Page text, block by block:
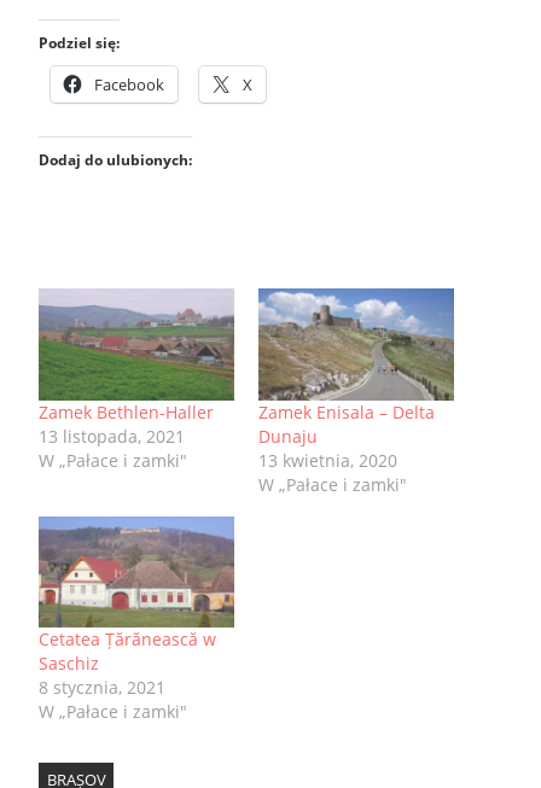
Podziel się:
Facebook X
Dodaj do ulubionych:
Zamek Bethlen-Haller
13 listopada, 2021
W „Pałace i zamki"
Zamek Enisala – Delta
Dunaju
13 kwietnia, 2020
W „Pałace i zamki"
Cetatea Țărănească w
Saschiz
8 stycznia, 2021
W „Pałace i zamki"
BRAȘOV